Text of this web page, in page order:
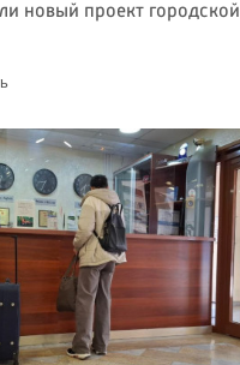
новый проект городской